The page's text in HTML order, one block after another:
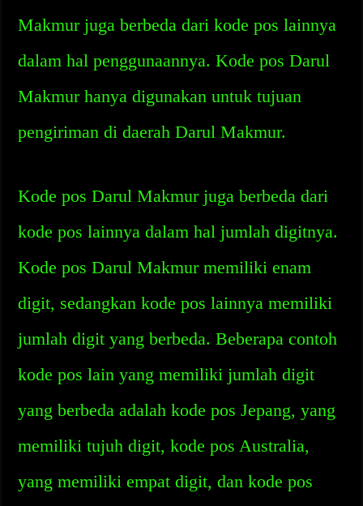
Makmur juga berbeda dari kode pos lainnya
dalam hal penggunaannya. Kode pos Darul
Makmur hanya digunakan untuk tujuan
pengiriman di daerah Darul Makmur.
Kode pos Darul Makmur juga berbeda dari
kode pos lainnya dalam hal jumlah digitnya.
Kode pos Darul Makmur memiliki enam
digit, sedangkan kode pos lainnya memiliki
jumlah digit yang berbeda. Beberapa contoh
kode pos lain yang memiliki jumlah digit
yang berbeda adalah kode pos Jepang, yang
memiliki tujuh digit, kode pos Australia,
yang memiliki empat digit, dan kode pos